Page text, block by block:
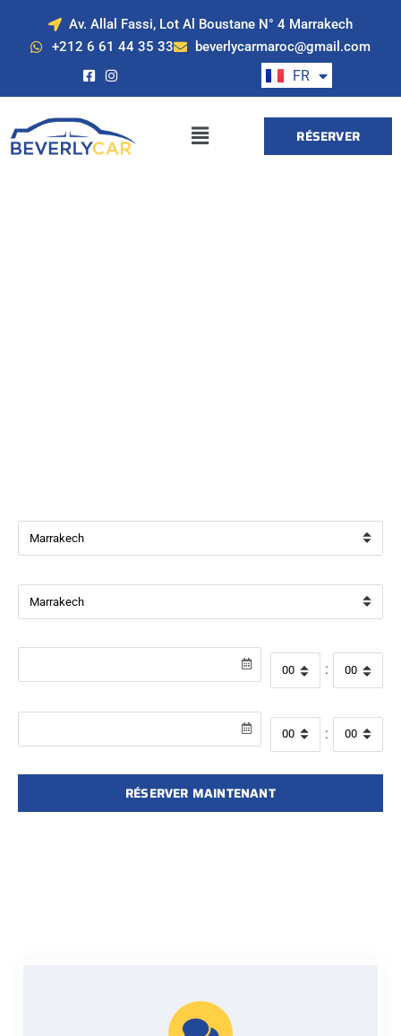
Av. Allal Fassi, Lot Al Boustane N° 4 Marrakech
+212 6 61 44 35 33
beverlycarmaroc@gmail.com
FR
EN
ES
DE
RÉSERVER
:
:
RÉSERVER MAINTENANT